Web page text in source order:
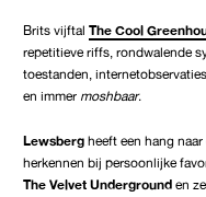
Brits vijftal The Cool
repetitieve riffs, rondwalende
toestanden,
en immer moshbaar.
Lewsberg heeft een hang
herkennen bij persoonlijke
The Velvet Underground en